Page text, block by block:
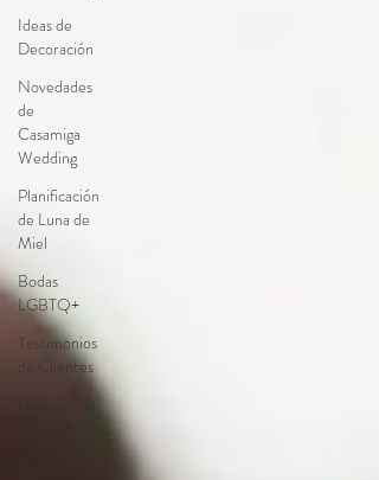
Ideas de
Decoración
Novedades
de
Casamiga
Wedding
Planificación
de Luna de
Miel
Bodas
LGBTQ+
Testimonios
de Clientes